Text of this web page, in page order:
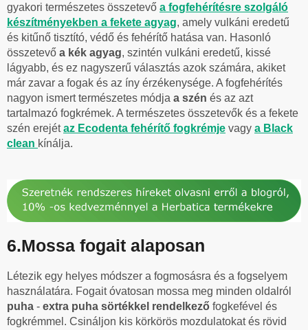
gyakori természetes összetevő a fogfehérítésre szolgáló
készítményekben a fekete agyag, amely vulkáni eredetű
és kitűnő tisztító, védő és fehérítő hatása van. Hasonló
összetevő a kék agyag, szintén vulkáni eredetű, kissé
lágyabb, és ez nagyszerű választás azok számára, akiket
már zavar a fogak és az íny érzékenysége. A fogfehérítés
nagyon ismert természetes módja a szén és az azt
tartalmazó fogkrémek. A természetes összetevők és a fekete
szén erejétaz Ecodenta fehérítő fogkrémje vagy a Black
clean kínálja.
6.Mossa fogait alaposan
Létezik egy helyes módszer a fogmosásra és a fogselyem
használatára. Fogait óvatosan mossa meg minden oldalról
puha - extra puha sörtékkel rendelkező fogkefével és
fogkrémmel. Csináljon kis körkörös mozdulatokat és rövid